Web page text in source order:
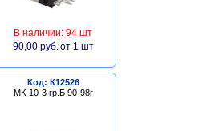
В наличии: 94 шт
90,00 руб. от 1 шт
Код: К12526
МК-10-3 гр.Б 90-98г